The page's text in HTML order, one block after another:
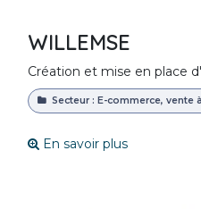
WILLEMSE
Création et mise en place
Secteur : E-commerce, vente
En savoir plus